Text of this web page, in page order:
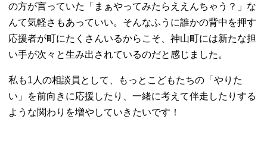
の方が言っていた「まぁやってみたらええんちゃう？」な
んて気軽さもあっていい。そんなふうに誰かの背中を押す
応援者が町にたくさんいるからこそ、神山町には新たな担
い手が次々と生み出されているのだと感じました。
私も1人の相談員として、もっとこどもたちの「やりた
い」を前向きに応援したり、一緒に考えて伴走したりする
ような関わりを増やしていきたいです！